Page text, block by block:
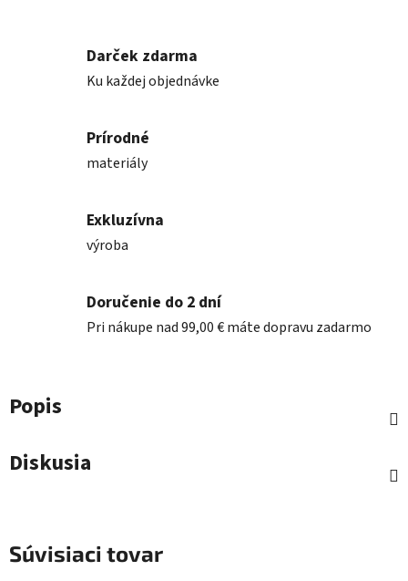
Darček zdarma
Ku každej objednávke
Prírodné
materiály
Exkluzívna
výroba
Doručenie do 2 dní
Pri nákupe nad 99,00 € máte dopravu zadarmo
Popis
Diskusia
Súvisiaci tovar